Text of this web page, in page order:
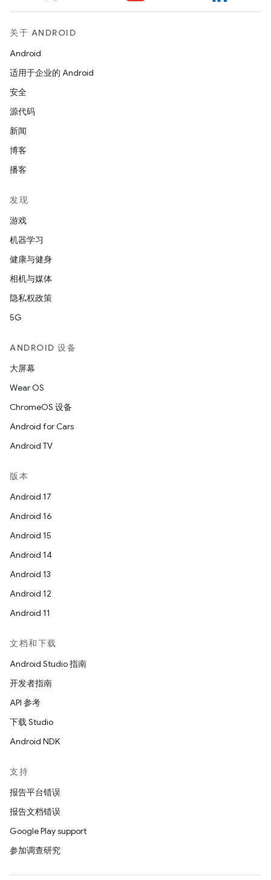
关于 ANDROID
Android
适用于企业的 Android
安全
源代码
新闻
博客
播客
发现
游戏
机器学习
健康与健身
相机与媒体
隐私权政策
5G
ANDROID 设备
大屏幕
Wear OS
ChromeOS 设备
Android for Cars
Android TV
版本
Android 17
Android 16
Android 15
Android 14
Android 13
Android 12
Android 11
文档和下载
Android Studio 指南
开发者指南
API 参考
下载 Studio
Android NDK
支持
报告平台错误
报告文档错误
Google Play support
参加调查研究